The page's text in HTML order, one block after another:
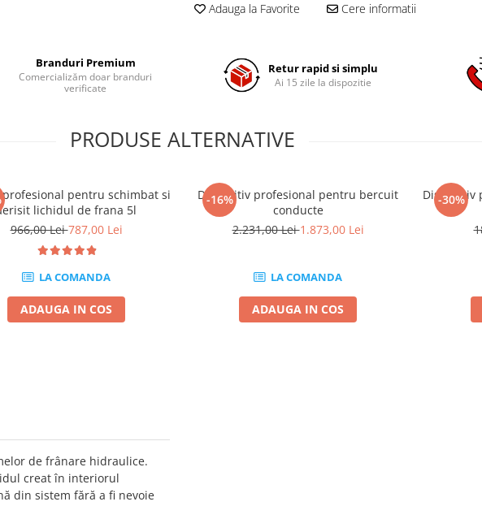
Adauga la Favorite Cere informatii
Branduri Premium
Comercializăm doar branduri
verificate
Retur rapid si simplu
Ai 15 zile la dispozitie
PRODUSE ALTERNATIVE
pentru schimbat si
lichidul de frana 5l
966,00 Lei787,00 Lei
LA COMANDA
ADAUGA IN COS
-16%
Dispozitiv profesional pentru bercuit
conducte
2.231,00 Lei1.873,00 Lei
LA COMANDA
ADAUGA IN COS
-30%
Dispozitiv
de frânare hidraulice.
creat în interiorul
din sistem fără a fi nevoie